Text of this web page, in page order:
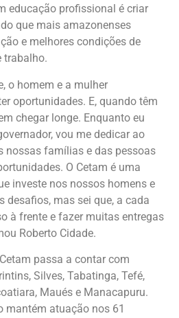
educação profissional é criar
que mais amazonenses
e melhores condições de
trabalho.
o homem e a mulher
oportunidades. E, quando têm
chegar longe. Enquanto eu
vou me dedicar ao
nossas famílias e das pessoas
O Cetam é uma
investe nos nossos homens e
desafios, mas sei que, a cada
à frente e fazer muitas entregas
Roberto Cidade.
passa a contar com
Silves, Tabatinga, Tefé,
Maués e Manacapuru.
mantém atuação nos 61